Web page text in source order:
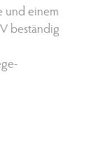
und einem
beständig